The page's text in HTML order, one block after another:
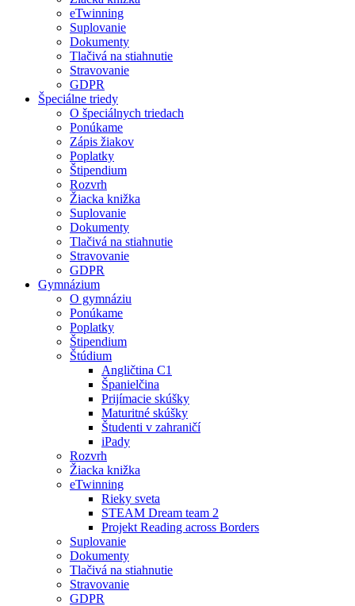
eTwinning
Suplovanie
Dokumenty
Tlačivá na stiahnutie
Stravovanie
GDPR
Špeciálne triedy
O špeciálnych triedach
Ponúkame
Zápis žiakov
Poplatky
Štipendium
Rozvrh
Žiacka knižka
Suplovanie
Dokumenty
Tlačivá na stiahnutie
Stravovanie
GDPR
Gymnázium
O gymnáziu
Ponúkame
Poplatky
Štipendium
Štúdium
Angličtina C1
Španielčina
Prijímacie skúšky
Maturitné skúšky
Študenti v zahraničí
iPady
Rozvrh
Žiacka knižka
eTwinning
Rieky sveta
STEAM Dream team 2
Projekt Reading across Borders
Suplovanie
Dokumenty
Tlačivá na stiahnutie
Stravovanie
GDPR